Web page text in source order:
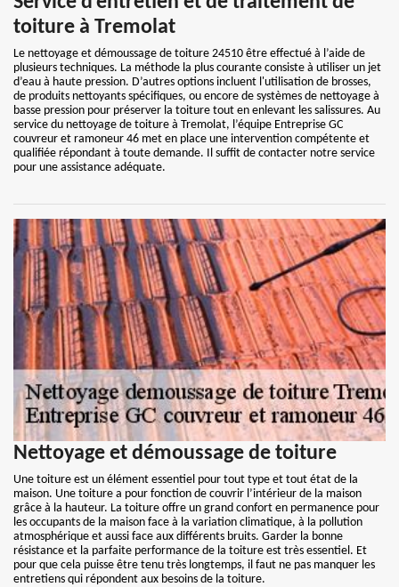
toiture à Tremolat
Le nettoyage et démoussage de toiture 24510 être effectué à l’aide de
plusieurs techniques. La méthode la plus courante consiste à utiliser un jet
d’eau à haute pression. D’autres options incluent l'utilisation de brosses,
de produits nettoyants spécifiques, ou encore de systèmes de nettoyage à
basse pression pour préserver la toiture tout en enlevant les salissures. Au
service du nettoyage de toiture à Tremolat, l’équipe Entreprise GC
couvreur et ramoneur 46 met en place une intervention compétente et
qualifiée répondant à toute demande. Il suffit de contacter notre service
pour une assistance adéquate.
Nettoyage et démoussage de toiture
Une toiture est un élément essentiel pour tout type et tout état de la
maison. Une toiture a pour fonction de couvrir l’intérieur de la maison
grâce à la hauteur. La toiture offre un grand confort en permanence pour
les occupants de la maison face à la variation climatique, à la pollution
atmosphérique et aussi face aux différents bruits. Garder la bonne
résistance et la parfaite performance de la toiture est très essentiel. Et
pour que cela puisse être tenu très longtemps, il faut ne pas manquer les
entretiens qui répondent aux besoins de la toiture.